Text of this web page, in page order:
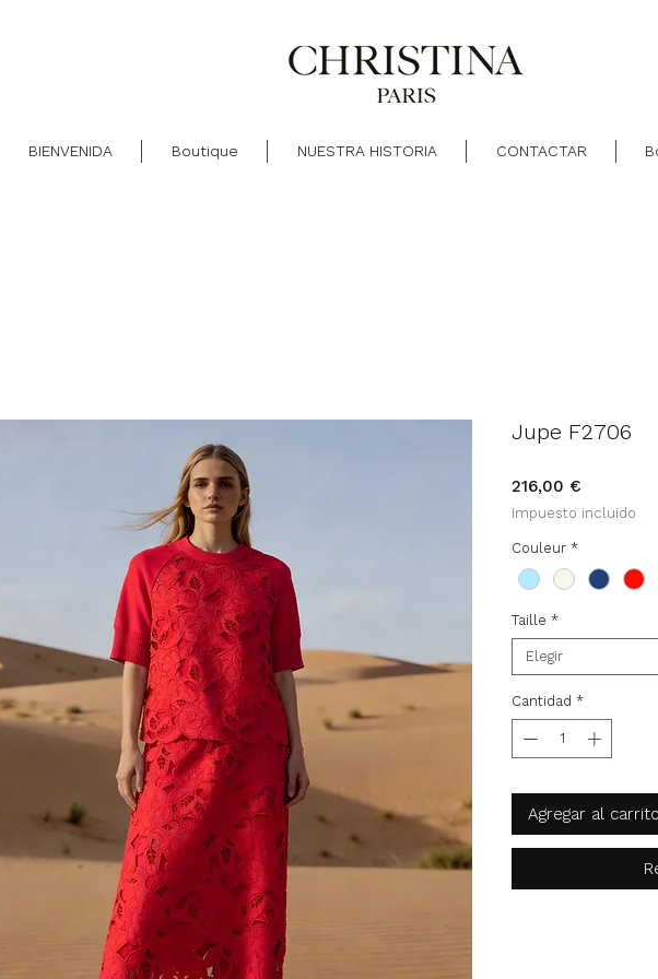
BIENVENIDA Boutique NUESTRA HISTORIA CONTACTAR
Jupe F2706
216,00 €
Impuesto incluido
Couleur *
Taille *
Elegir
Cantidad *
Agregar al carrito